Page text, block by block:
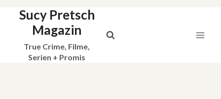
Sucy Pretsch
Magazin
True Crime, Filme,
Serien + Promis